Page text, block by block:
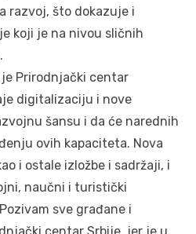
razvoj, što dokazuje i
koji je na nivou sličnih
Prirodnjački centar
digitalizaciju i nove
šansu i da će narednih
ovih kapaciteta. Nova
i ostale izložbe i sadržaji, i
naučni i turistički
sve građane i